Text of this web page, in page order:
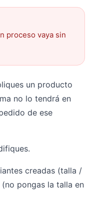
proceso vaya sin
un producto
no lo tendrá en
de ese
creadas (talla /
pongas la talla en